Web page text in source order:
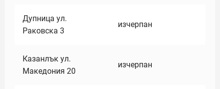
Дупница ул.
Раковска 3
изчерпан
Казанлък ул.
Македония 20
изчерпан